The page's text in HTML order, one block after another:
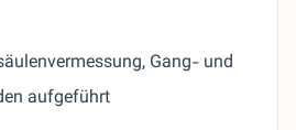
Gang- und
aufgeführt